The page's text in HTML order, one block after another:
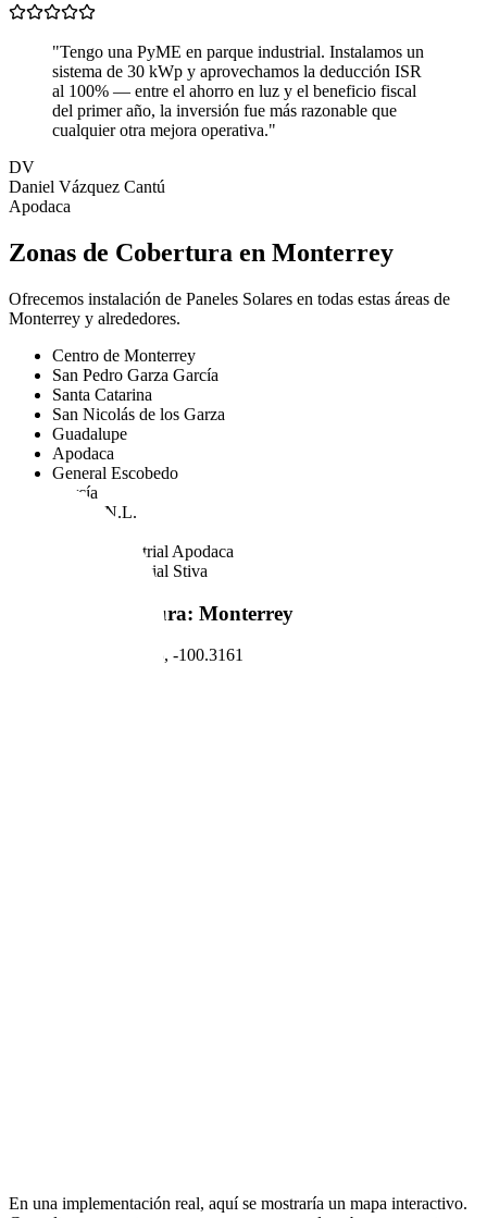
"Tengo una PyME en parque industrial. Instalamos un
sistema de 30 kWp y aprovechamos la deducción ISR
al 100% — entre el ahorro en luz y el beneficio fiscal
del primer año, la inversión fue más razonable que
cualquier otra mejora operativa."
DV
Daniel Vázquez Cantú
Apodaca
Zonas de Cobertura en Monterrey
Ofrecemos instalación de Paneles Solares en todas estas áreas de
Monterrey y alrededores.
Centro de Monterrey
San Pedro Garza García
Santa Catarina
San Nicolás de los Garza
Guadalupe
Apodaca
General Escobedo
García
Juárez, N.L.
Parque Industrial Apodaca
Parque Industrial Stiva
Mapa de Cobertura: Monterrey
Coordenadas: 25.6866, -100.3161
En una implementación real, aquí se mostraría un mapa interactivo.